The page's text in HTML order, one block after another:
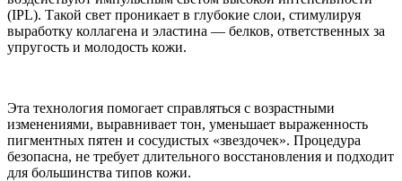
(IPL). Такой свет проникает в глубокие слои, стимулируя
выработку коллагена и эластина — белков, ответственных за
упругость и молодость кожи.
Эта технология помогает справляться с возрастными
изменениями, выравнивает тон, уменьшает выраженность
пигментных пятен и сосудистых «звездочек». Процедура
безопасна, не требует длительного восстановления и подходит
для большинства типов кожи.